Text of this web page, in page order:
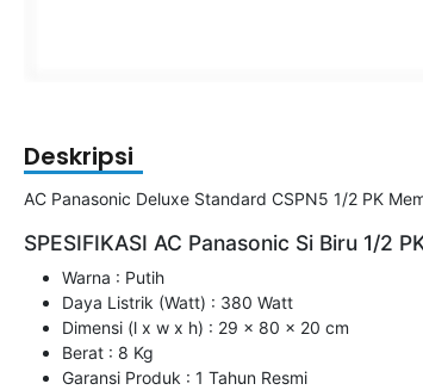
Deskripsi
AC Panasonic Deluxe Standard CSPN5 1/2 PK
SPESIFIKASI AC Panasonic Si Biru 1/2
Warna : Putih
Daya Listrik (Watt) : 380 Watt
Dimensi (l x w x h) : 29 x 80 x 20 cm
Berat : 8 Kg
Garansi Produk : 1 Tahun Resmi